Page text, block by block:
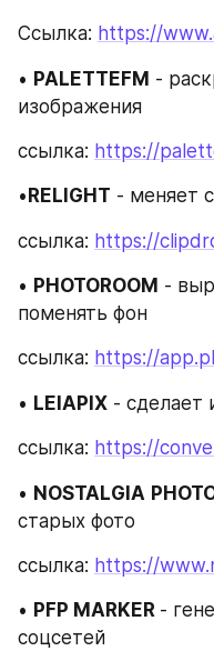
Ссылка: https://
• PALETTEFM -
изображения
ссылка: https://
• RELIGHT - меняет
ссылка: https://
• PHOTOROOM -
поменять фон
ссылка: https://
• LEIAPIX - сделает
ссылка: https://
• NOSTALGIA
старых фото
ссылка: https://
• PFP MARKER -
соцсетей